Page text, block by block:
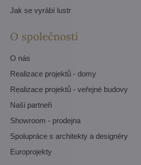
Jak se vyrábí lustr
O společnosti
O nás
Realizace projektů - domy
Realizace projektů - veřejné budovy
Naši partneři
Showroom - prodejna
Spolupráce s architekty a designéry
Europrojekty